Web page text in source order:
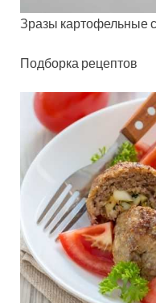
Зразы картофельные
Подборка рецептов